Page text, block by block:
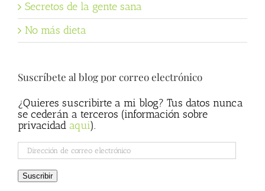
Secretos de la gente sana
No más dieta
Suscríbete al blog por correo electrónico
¿Quieres suscribirte a mi blog? Tus datos nunca
se cederán a terceros (información sobre
privacidad aqui).
Dirección
de
correo
electrónico
Suscribir